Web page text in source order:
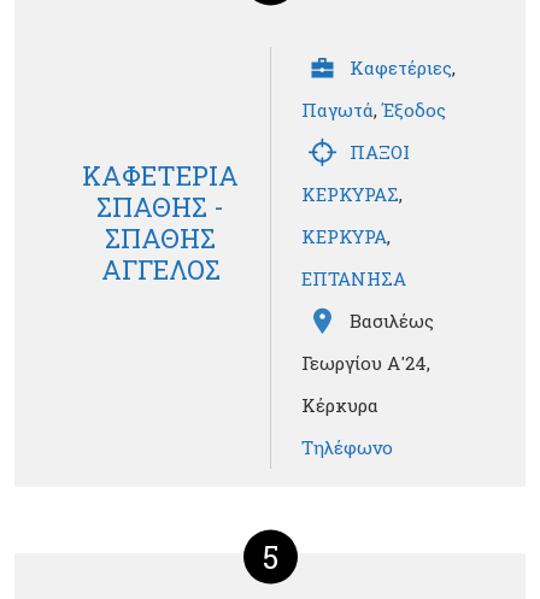
ΚΑΦΕΤΕΡΙΑ
ΣΠΑΘΗΣ -
ΣΠΑΘΗΣ
ΑΓΓΕΛΟΣ
Καφετέριες,
Παγωτά,Έξοδος
ΠΑΞΟΙ
ΚΕΡΚΥΡΑΣ,
ΚΕΡΚΥΡΑ,
ΕΠΤΑΝΗΣΑ
Βασιλέως
Γεωργίου Α'24,
Κέρκυρα
Τηλέφωνο
5